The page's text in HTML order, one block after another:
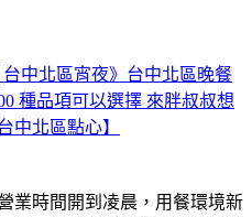
中北區宵夜》台中北區晚餐
種品項可以選擇 來胖叔叔想
中北區點心】
業時間開到凌晨，用餐環境新